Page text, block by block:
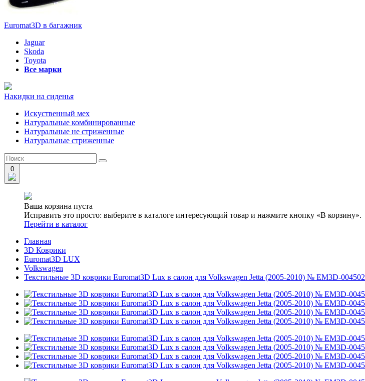
Euromat3D в багажник
Jaguar
Skoda
Toyota
Все марки
Накидки на сиденья
Искуственный мех
Натуральные комбинированные
Натуральные не стриженные
Натуральные стриженные
0
Ваша корзина пуста
Исправить это просто: выберите в каталоге интересующий товар и нажмите кнопку «В корзину».
Перейти в каталог
Главная
3D Коврики
Euromat3D LUX
Volkswagen
Текстильные 3D коврики Euromat3D Lux в салон для Volkswagen Jetta (2005-2010) № EM3D-004502